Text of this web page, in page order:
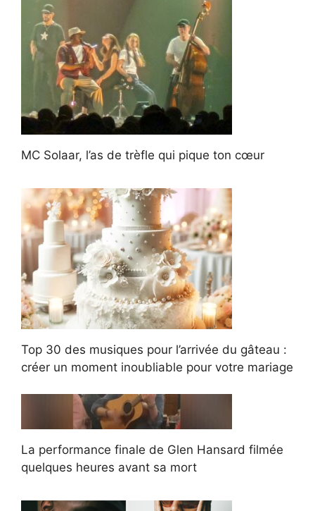
MC Solaar, l’as de trèfle qui pique ton cœur
Top 30 des musiques pour l’arrivée du gâteau :
créer un moment inoubliable pour votre mariage
La performance finale de Glen Hansard filmée
quelques heures avant sa mort